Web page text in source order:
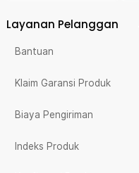
Layanan Pelanggan
Bantuan
Klaim Garansi Produk
Biaya Pengiriman
Indeks Produk